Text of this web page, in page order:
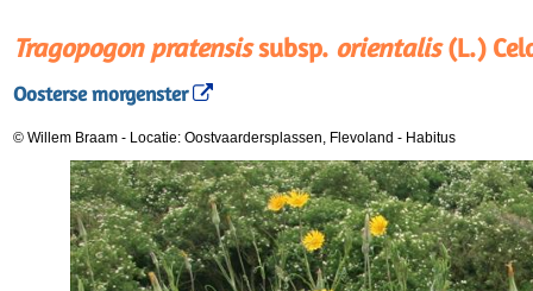
Tragopogon pratensissubsp. orientalis(L.)
Oosterse morgenster
© Willem Braam - Locatie: Oostvaardersplassen, Flevoland - Habitus